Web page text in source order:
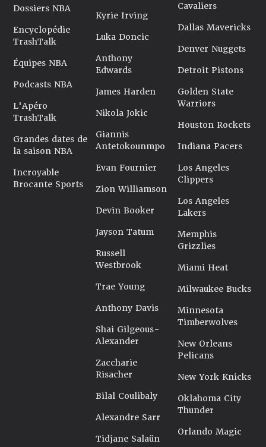
Dossiers NBA
Encyclopédie
TrashTalk
Équipes NBA
Podcasts NBA
L'Apéro
TrashTalk
Grandes dates de
la saison NBA
Incroyable
Brocante Sports
Kyrie Irving
Luka Doncic
Anthony
Edwards
James Harden
Nikola Jokic
Giannis
Antetokounmpo
Evan Fournier
Zion Williamson
Devin Booker
Jayson Tatum
Russell
Westbrook
Trae Young
Anthony Davis
Shai Gilgeous-
Alexander
Zaccharie
Risacher
Bilal Coulibaly
Alexandre Sarr
Tidjane Salaün
Cavaliers
Dallas Mavericks
Denver Nuggets
Detroit Pistons
Golden State
Warriors
Houston Rockets
Indiana Pacers
Los Angeles
Clippers
Los Angeles
Lakers
Memphis
Grizzlies
Miami Heat
Milwaukee Bucks
Minnesota
Timberwolves
New Orleans
Pelicans
New York Knicks
Oklahoma City
Thunder
Orlando Magic